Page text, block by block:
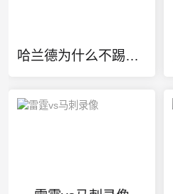
哈兰德为什么不踢世界杯